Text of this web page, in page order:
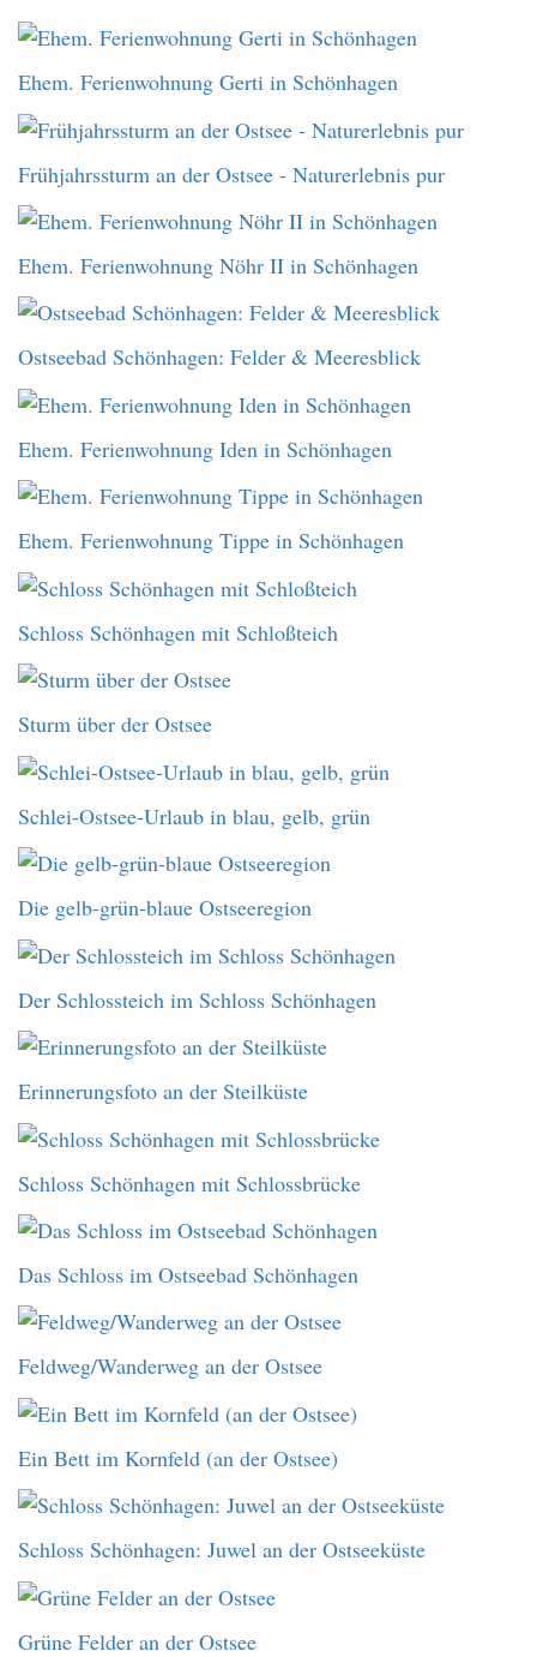
Ehem. Ferienwohnung Gerti in Schönhagen
Frühjahrssturm an der Ostsee - Naturerlebnis pur
Ehem. Ferienwohnung Nöhr II in Schönhagen
Ostseebad Schönhagen: Felder & Meeresblick
Ehem. Ferienwohnung Iden in Schönhagen
Ehem. Ferienwohnung Tippe in Schönhagen
Schloss Schönhagen mit Schloßteich
Sturm über der Ostsee
Schlei-Ostsee-Urlaub in blau, gelb, grün
Die gelb-grün-blaue Ostseeregion
Der Schlossteich im Schloss Schönhagen
Erinnerungsfoto an der Steilküste
Schloss Schönhagen mit Schlossbrücke
Das Schloss im Ostseebad Schönhagen
Feldweg/Wanderweg an der Ostsee
Ein Bett im Kornfeld (an der Ostsee)
Schloss Schönhagen: Juwel an der Ostseeküste
Grüne Felder an der Ostsee